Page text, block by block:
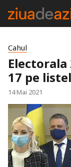
Cahul
Electorala
17 pe
14 Mai 2021